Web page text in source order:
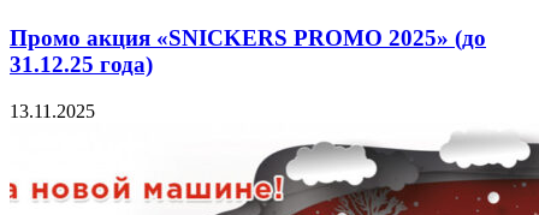
Промо акция «SNICKERS PROMO 2025» (до
31.12.25 года)
13.11.2025